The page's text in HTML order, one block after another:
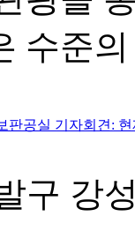
수준
구 강